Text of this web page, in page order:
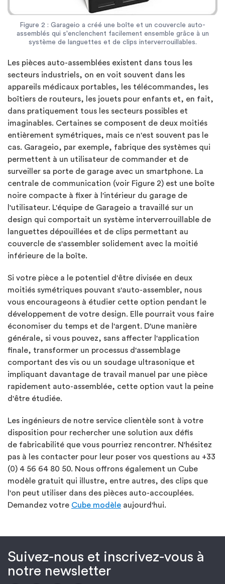
Figure 2 : Garageio a créé une boîte et un couvercle auto-
assemblés qui s'enclenchent facilement ensemble grâce à un
système de languettes et de clips interverrouillables.
Les pièces auto-assemblées existent dans tous les
secteurs industriels, on en voit souvent dans les
appareils médicaux portables, les télécommandes, les
boîtiers de routeurs, les jouets pour enfants et, en fait,
dans pratiquement tous les secteurs possibles et
imaginables. Certaines se composent de deux moitiés
entièrement symétriques, mais ce n'est souvent pas le
cas. Garageio, par exemple, fabrique des systèmes qui
permettent à un utilisateur de commander et de
surveiller sa porte de garage avec un smartphone. La
centrale de communication (voir Figure 2) est une boîte
noire compacte à fixer à l'intérieur du garage de
l'utilisateur. L'équipe de Garageio a travaillé sur un
design qui comportait un système interverrouillable de
languettes dépouillées et de clips permettant au
couvercle de s'assembler solidement avec la moitié
inférieure de la boîte.
Si votre pièce a le potentiel d'être divisée en deux
moitiés symétriques pouvant s'auto-assembler, nous
vous encourageons à étudier cette option pendant le
développement de votre design. Elle pourrait vous faire
économiser du temps et de l'argent. D'une manière
générale, si vous pouvez, sans affecter l'application
finale, transformer un processus d'assemblage
comportant des vis ou un soudage ultrasonique et
impliquant davantage de travail manuel par une pièce
rapidement auto-assemblée, cette option vaut la peine
d'être étudiée.
Les ingénieurs de notre service clientèle sont à votre
disposition pour rechercher une solution aux défis
de fabricabilité que vous pourriez rencontrer. N'hésitez
pas à les contacter pour leur poser vos questions au +33
(0) 4 56 64 80 50. Nous offrons également un Cube
modèle gratuit qui illustre, entre autres, des clips que
l'on peut utiliser dans des pièces auto-accouplées.
Demandez votre Cube modèle aujourd'hui.
Suivez-nous et inscrivez-vous à
notre newsletter